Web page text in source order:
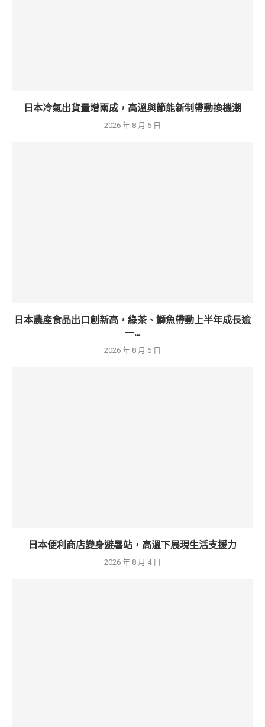
日本冷氣出貨量增兩成，高溫與節能新制帶動換機潮
2026 年 8 月 6 日
日本農產食品出口創新高，綠茶、鰤魚帶動上半年成長逾
一...
2026 年 8 月 6 日
日本便利商店變身避暑站，高溫下展現生活支援力
2026 年 8 月 4 日